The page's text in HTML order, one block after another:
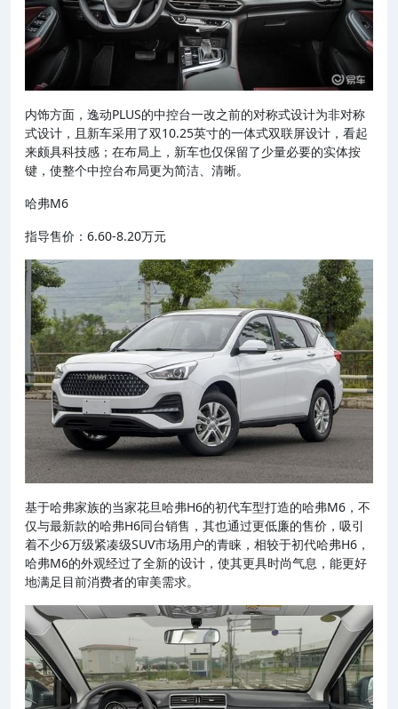
内饰方面，逸动PLUS的中控台一改之前的对称式设计为非对称
式设计，且新车采用了双10.25英寸的一体式双联屏设计，看起
来颇具科技感；在布局上，新车也仅保留了少量必要的实体按
键，使整个中控台布局更为简洁、清晰。
哈弗M6
指导售价：6.60-8.20万元
基于哈弗家族的当家花旦哈弗H6的初代车型打造的哈弗M6，不
仅与最新款的哈弗H6同台销售，其也通过更低廉的售价，吸引
着不少6万级紧凑级SUV市场用户的青睐，相较于初代哈弗H6，
哈弗M6的外观经过了全新的设计，使其更具时尚气息，能更好
地满足目前消费者的审美需求。